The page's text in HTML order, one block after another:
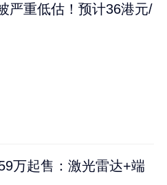
严重低估！预计36港元/
万起售：激光雷达+端